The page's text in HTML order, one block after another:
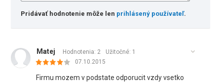
Pridávať hodnotenie môže len prihlásený používateľ.
Matej Hodnotenia: 2 Užitočné: 1
07.10.2015
Firmu mozem v podstate odporucit vzdy vsetko